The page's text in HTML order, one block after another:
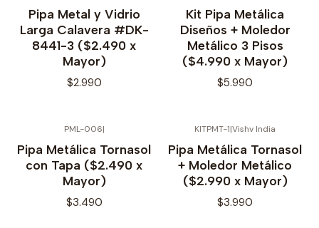
Pipa Metal y Vidrio
Larga Calavera #DK-
8441-3 ($2.490 x
Mayor)
$2.990
Kit Pipa Metálica
Diseños + Moledor
Metálico 3 Pisos
($4.990 x Mayor)
$5.990
PML-006|
Pipa Metálica Tornasol
con Tapa ($2.490 x
Mayor)
$3.490
KITPMT-1|Vishv India
Pipa Metálica Tornasol
+ Moledor Metálico
($2.990 x Mayor)
$3.990